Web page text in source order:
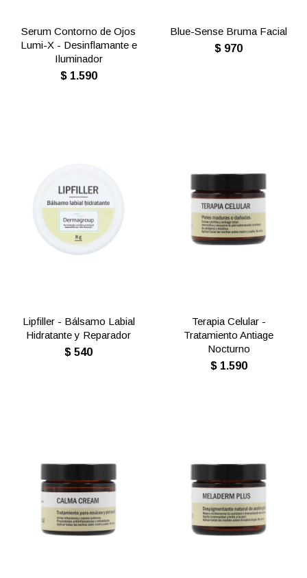
Serum Contorno de Ojos
Lumi-X - Desinflamante e
Iluminador
$ 1.590
Blue-Sense Bruma Facial
$ 970
Lipfiller - Bálsamo Labial
Hidratante y Reparador
$ 540
Terapia Celular -
Tratamiento Antiage
Nocturno
$ 1.590